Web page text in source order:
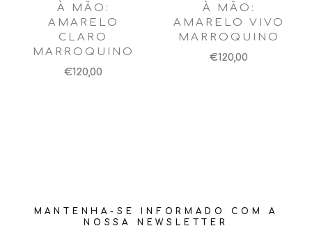
À MÃO:
AMARELO
CLARO
MARROQUINO
€120,00
À MÃO:
AMARELO VIVO
MARROQUINO
€120,00
MANTENHA-SE INFORMADO COM A
NOSSA NEWSLETTER